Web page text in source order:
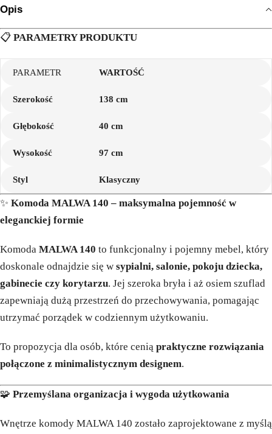
Opis
📋 PARAMETRY PRODUKTU
PARAMETR WARTOŚĆ
Szerokość 138 cm
Głębokość 40 cm
Wysokość 97 cm
Styl Klasyczny
✨ Komoda MALWA 140 – maksymalna pojemność w
eleganckiej formie
Komoda MALWA 140 to funkcjonalny i pojemny mebel, który
doskonale odnajdzie się w sypialni, salonie, pokoju dziecka,
gabinecie czy korytarzu. Jej szeroka bryła i aż osiem szuflad
zapewniają dużą przestrzeń do przechowywania, pomagając
utrzymać porządek w codziennym użytkowaniu.
To propozycja dla osób, które cenią praktyczne rozwiązania
połączone z minimalistycznym designem.
🧩 Przemyślana organizacja i wygoda użytkowania
Wnętrze komody MALWA 140 zostało zaprojektowane z myślą